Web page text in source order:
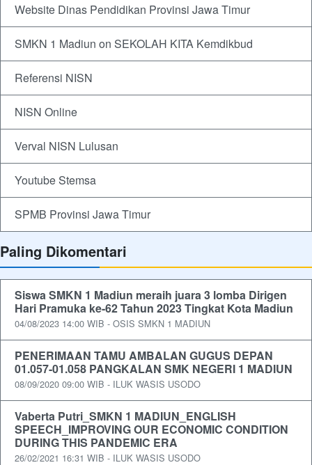
Website Dinas Pendidikan Provinsi Jawa Timur
SMKN 1 Madiun on SEKOLAH KITA Kemdikbud
Referensi NISN
NISN Online
Verval NISN Lulusan
Youtube Stemsa
SPMB Provinsi Jawa Timur
Paling Dikomentari
Siswa SMKN 1 Madiun meraih juara 3 lomba Dirigen
Hari Pramuka ke-62 Tahun 2023 Tingkat Kota Madiun
04/08/2023 14:00 WIB - OSIS SMKN 1 MADIUN
PENERIMAAN TAMU AMBALAN GUGUS DEPAN
01.057-01.058 PANGKALAN SMK NEGERI 1 MADIUN
08/09/2020 09:00 WIB - ILUK WASIS USODO
Vaberta Putri_SMKN 1 MADIUN_ENGLISH
SPEECH_IMPROVING OUR ECONOMIC CONDITION
DURING THIS PANDEMIC ERA
26/02/2021 16:31 WIB - ILUK WASIS USODO